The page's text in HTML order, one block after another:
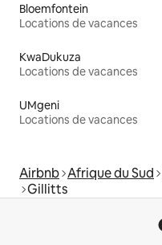
Bloemfontein
Locations de vacances
KwaDukuza
Locations de vacances
UMgeni
Locations de vacances
Airbnb Afrique du Sud
Gillitts